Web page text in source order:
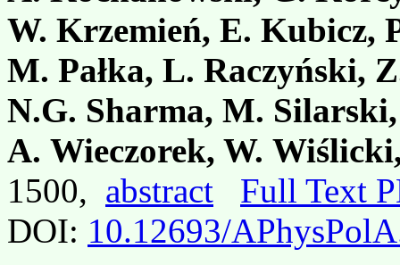
W. Krzemień, E. Kubicz,
M. Pałka, L. Raczyński,
N.G. Sharma, M.
A. Wieczorek, W.
1500, abstract
Full Text
DOI: 10.12693/